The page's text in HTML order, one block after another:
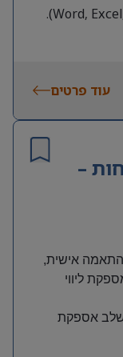
עוד פרטים
–
אישית,
ליווי
אספקת